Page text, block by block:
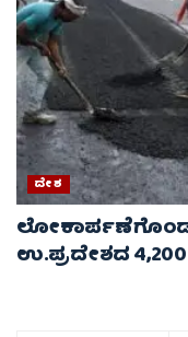
ದೇಶ
ಲೋಕಾರ್ಪಣೆಗೊಂಡ
ಉ.ಪ್ರದೇಶದ